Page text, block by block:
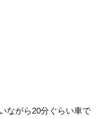
ながら20分ぐらい車で